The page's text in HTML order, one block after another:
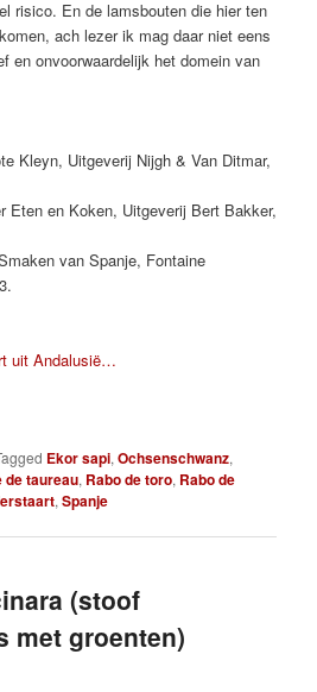
risico. En de lamsbouten die hier ten
ach lezer ik mag daar niet eens
en onvoorwaardelijk het domein van
Kleyn, Uitgeverij Nijgh & Van Ditmar,
Eten en Koken, Uitgeverij Bert Bakker,
van Spanje, Fontaine
uit Andalusië…
Ekor sapi,Ochsenschwanz,
de taureau, Rabo de toro, Rabo de
,Spanje
(stoof
met groenten)